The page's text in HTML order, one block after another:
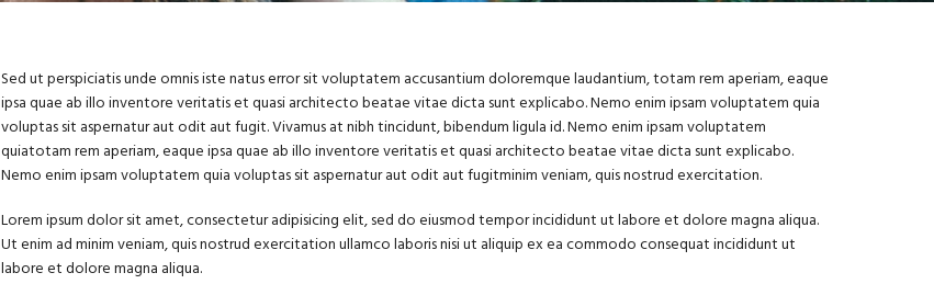
Sed ut perspiciatis unde omnis iste natus error sit voluptatem accusantium doloremque laudantium, totam rem aperiam, eaque
ipsa quae ab illo inventore veritatis et quasi architecto beatae vitae dicta sunt explicabo. Nemo enim ipsam voluptatem quia
voluptas sit aspernatur aut odit aut fugit. Vivamus at nibh tincidunt, bibendum ligula id. Nemo enim ipsam voluptatem
quiatotam rem aperiam, eaque ipsa quae ab illo inventore veritatis et quasi architecto beatae vitae dicta sunt explicabo.
Nemo enim ipsam voluptatem quia voluptas sit aspernatur aut odit aut fugitminim veniam, quis nostrud exercitation.
Lorem ipsum dolor sit amet, consectetur adipisicing elit, sed do eiusmod tempor incididunt ut labore et dolore magna aliqua.
Ut enim ad minim veniam, quis nostrud exercitation ullamco laboris nisi ut aliquip ex ea commodo consequat incididunt ut
labore et dolore magna aliqua.